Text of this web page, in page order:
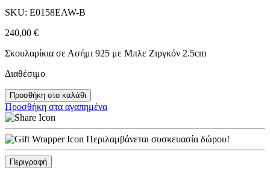
SKU: E0158EAW-B
240,00 €
Σκουλαρίκια σε Ασήμι 925 με Μπλε Ζιργκόν 2.5cm
Διαθέσιμο
Προσθήκη στο καλάθι
Προσθήκη στα αγαπημένα
Περιλαμβάνεται συσκευασία δώρου!
Περιγραφή